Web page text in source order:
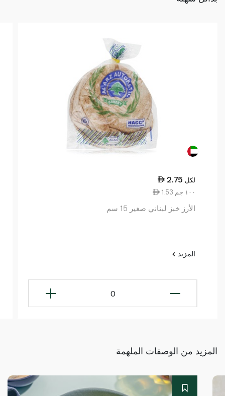
2.75 لكل
1.53 ١٠٠ جم
الأرز خبز لبناني صغير 15 سم
المزيد
0
المزيد من الوصفات الملهمة